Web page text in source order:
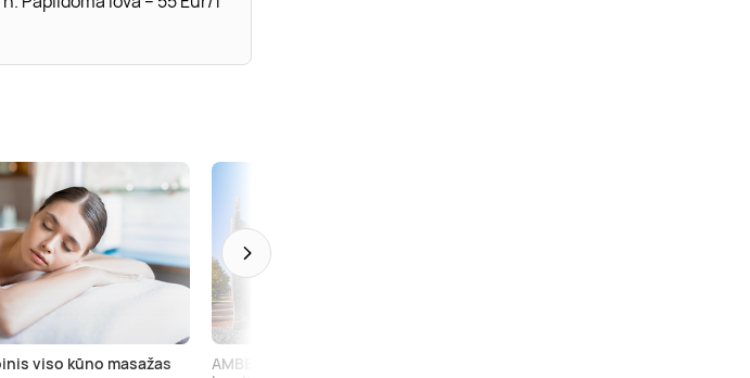
viso kūno masažas
AMBER PALACE: 5 n. + 5 procedūros